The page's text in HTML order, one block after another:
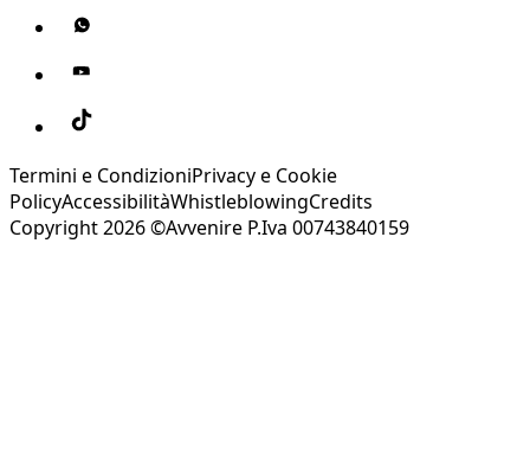
Termini e CondizioniPrivacy e Cookie
PolicyAccessibilitàWhistleblowingCredits
Copyright 2026 ©Avvenire P.Iva 00743840159